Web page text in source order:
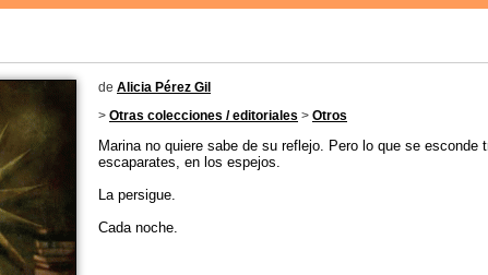
de Alicia Pérez Gil
> Otras colecciones / editoriales > Otros
Marina no quiere sabe de su reflejo. Pero lo que se esconde
escaparates, en los espejos.
La persigue.
Cada noche.